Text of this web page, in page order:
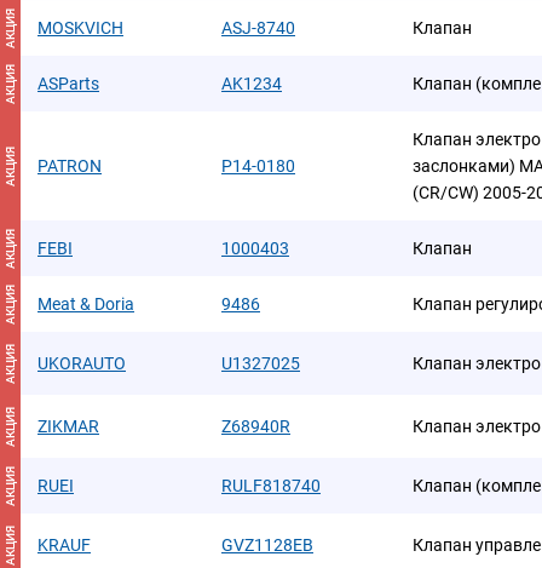
АКЦИЯ MOSKVICH ASJ-8740 Клапан
АКЦИЯ ASParts AK1234 Клапан
АКЦИЯ PATRON P14-0180
Клапан
заслонками)
(CR/CW) 2005-
АКЦИЯ FEBI 1000403 Клапан
АКЦИЯ Meat & Doria 9486 Клапан
АКЦИЯ UKORAUTO U1327025 Клапан
АКЦИЯ ZIKMAR Z68940R Клапан
АКЦИЯ RUEI RULF818740 Клапан
АКЦИЯ KRAUF GVZ1128EB Клапан